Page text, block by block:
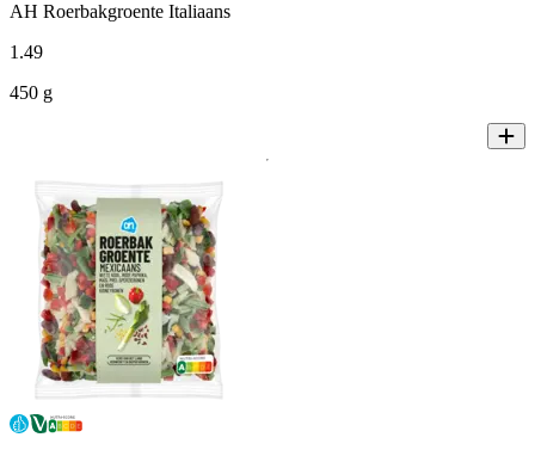
AH Roerbakgroente Italiaans
1.49
450 g